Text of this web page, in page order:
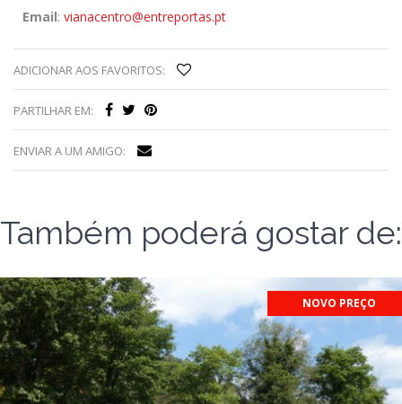
Email: vianacentro@entreportas.pt
ADICIONAR AOS FAVORITOS:
PARTILHAR EM:
ENVIAR A UM AMIGO:
Também poderá gostar de:
NOVO PREÇO